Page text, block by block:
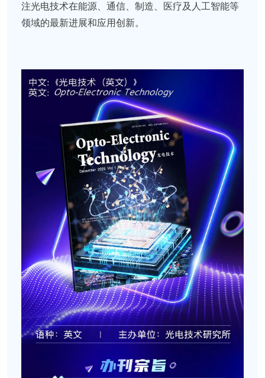
注光电技术在能源、通信、制造、医疗及人工智能等
领域的最新进展和应用创新。